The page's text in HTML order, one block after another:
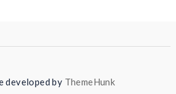
developed by ThemeHunk